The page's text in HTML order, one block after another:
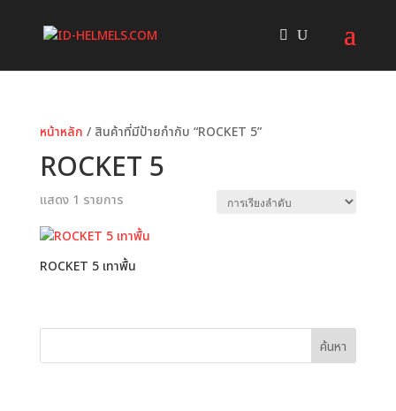
หน้าหลัก / สินค้าที่มีป้ายกำกับ “ROCKET 5”
ROCKET 5
แสดง 1 รายการ
ROCKET 5 เทาพื้น
ค้นหา